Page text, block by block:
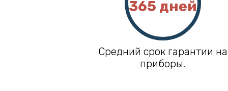
365 дней
Средний срок гарантии на
приборы.